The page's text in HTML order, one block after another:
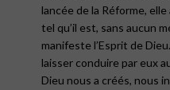
lancée de la Réforme,
tel qu’il est, sans aucun
manifeste l’Esprit de
laisser conduire par eux
Dieu nous a créés, nous